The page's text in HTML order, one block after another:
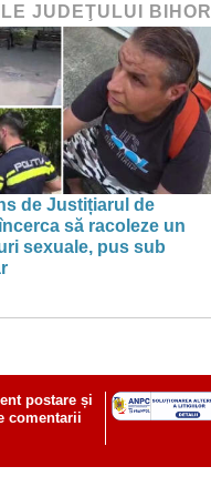
JUDEŢULUI BIHOR
de Justițiarul de
să racoleze un
sexuale, pus sub
postare și
comentarii